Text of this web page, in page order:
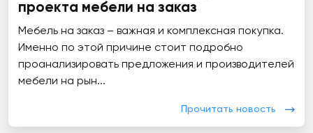
проекта мебели на заказ
Мебель на заказ – важная и комплексная покупка.
Именно по этой причине стоит подробно
проанализировать предложения и производителей
мебели на рын...
Прочитать новость